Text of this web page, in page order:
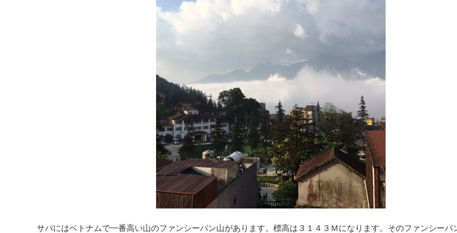
サパにはベトナムで一番高い山のファンシーパン山があります。標高は３１４３Ｍになります。そのファンシーパ